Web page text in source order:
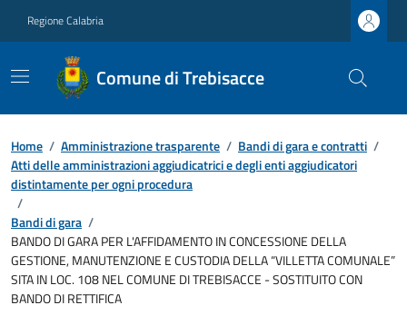
Regione Calabria
Comune di Trebisacce
Home / Amministrazione trasparente / Bandi di gara e contratti /
Atti delle amministrazioni aggiudicatrici e degli enti aggiudicatori
distintamente per ogni procedura
/
Bandi di gara /
BANDO DI GARA PER L'AFFIDAMENTO IN CONCESSIONE DELLA
GESTIONE, MANUTENZIONE E CUSTODIA DELLA “VILLETTA COMUNALE”
SITA IN LOC. 108 NEL COMUNE DI TREBISACCE - SOSTITUITO CON
BANDO DI RETTIFICA